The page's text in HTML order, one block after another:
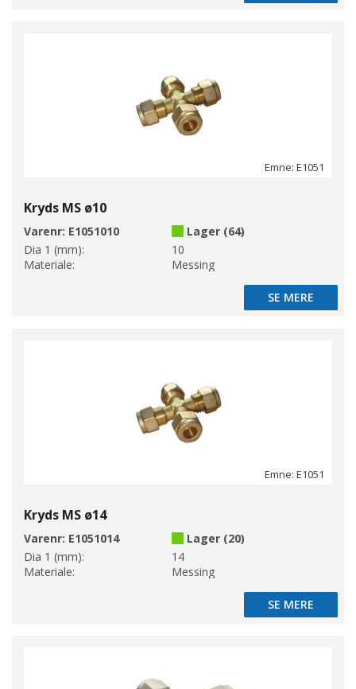
Emne: E1051
Kryds MS ø10
Varenr: E1051010
Lager (64)
Dia 1 (mm):
10
Materiale:
Messing
SE MERE
SE MERE
Emne: E1051
Kryds MS ø14
Varenr: E1051014
Lager (20)
Dia 1 (mm):
14
Materiale:
Messing
SE MERE
SE MERE